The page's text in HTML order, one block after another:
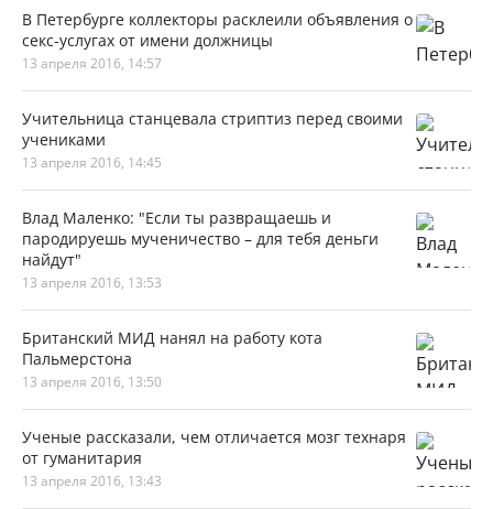
В Петербурге коллекторы расклеили объявления о
секс-услугах от имени должницы
13 апреля 2016, 14:57
Учительница станцевала стриптиз перед своими
учениками
13 апреля 2016, 14:45
Влад Маленко: "Если ты развращаешь и
пародируешь мученичество – для тебя деньги
найдут"
13 апреля 2016, 13:53
Британский МИД нанял на работу кота
Пальмерстона
13 апреля 2016, 13:50
Ученые рассказали, чем отличается мозг технаря
от гуманитария
13 апреля 2016, 13:43